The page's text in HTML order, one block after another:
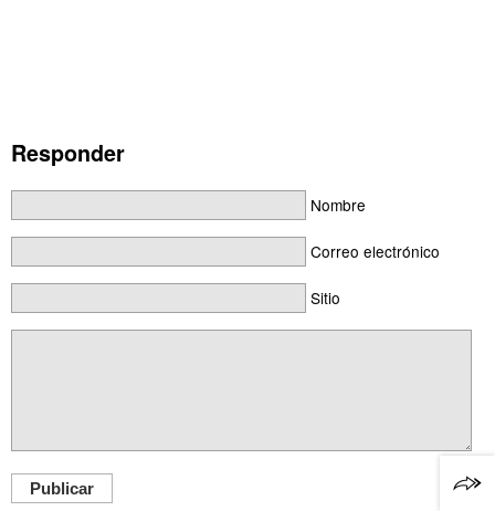
Responder
Nombre
Correo electrónico
Sitio
Publicar